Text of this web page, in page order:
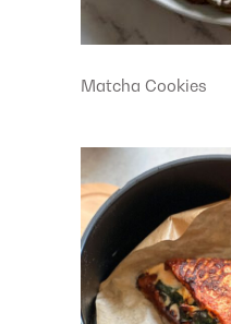
Matcha Cookies